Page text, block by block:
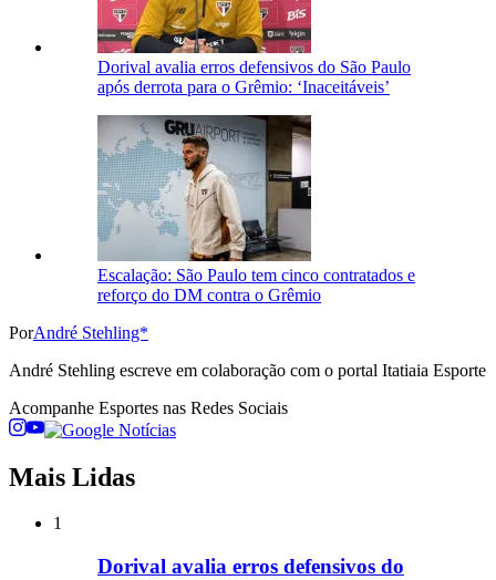
Dorival avalia erros defensivos do São Paulo
após derrota para o Grêmio: ‘Inaceitáveis’
Escalação: São Paulo tem cinco contratados e
reforço do DM contra o Grêmio
PorAndré Stehling*
André Stehling escreve em colaboração com o portal Itatiaia Esporte
Acompanhe Esportes nas Redes Sociais
Mais Lidas
1
Dorival avalia erros defensivos do